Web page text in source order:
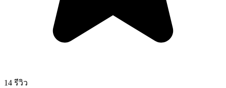
14 รีวิว